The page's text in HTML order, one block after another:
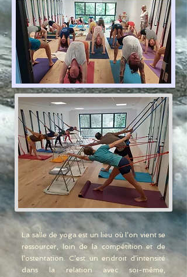
La salle de yoga est un lieu où l’on vient se
ressourcer, loin de la compétition et de
l’ostentation. C’est un endroit d’intensité
dans la relation avec soi-même,